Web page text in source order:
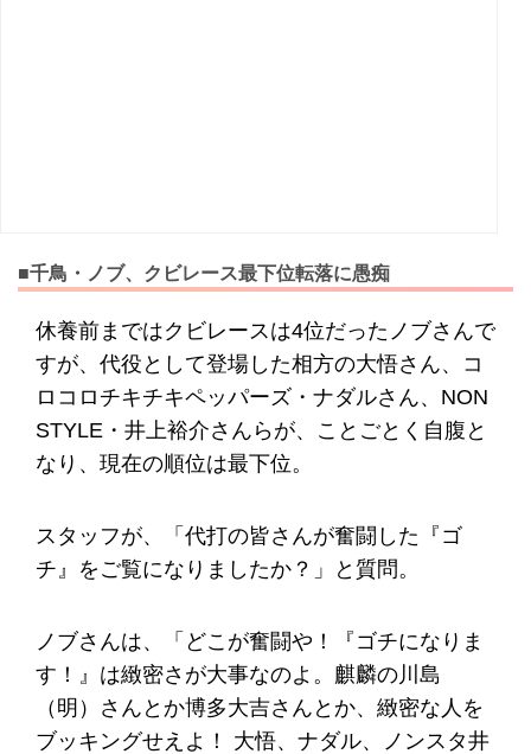
■千鳥・ノブ、クビレース最下位転落に愚痴
休養前まではクビレースは4位だったノブさんで
すが、代役として登場した相方の大悟さん、コ
ロコロチキチキペッパーズ・ナダルさん、NON
STYLE・井上裕介さんらが、ことごとく自腹と
なり、現在の順位は最下位。
スタッフが、「代打の皆さんが奮闘した『ゴ
チ』をご覧になりましたか？」と質問。
ノブさんは、「どこが奮闘や！『ゴチになりま
す！』は緻密さが大事なのよ。麒麟の川島
（明）さんとか博多大吉さんとか、緻密な人を
ブッキングせえよ！ 大悟、ナダル、ノンスタ井